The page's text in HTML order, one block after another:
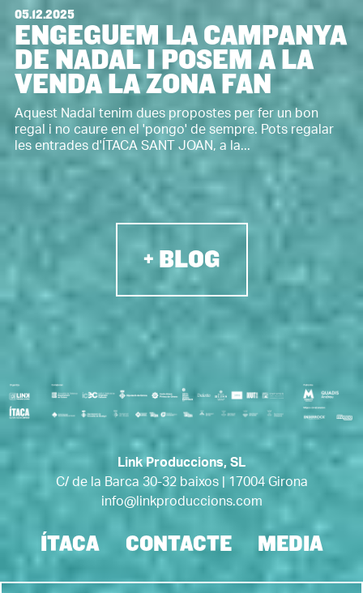
05.12.2025
ENGEGUEM LA CAMPANYA
DE NADAL I POSEM A LA
VENDA LA ZONA FAN
Aquest Nadal tenim dues propostes per fer un bon
regal i no caure en el 'pongo' de sempre. Pots regalar
les entrades d'ÍTACA SANT JOAN, a la...
+ BLOG
Link Produccions, SL
C/ de la Barca 30-32 baixos | 17004 Girona
info@linkproduccions.com
ÍTACA CONTACTE MEDIA